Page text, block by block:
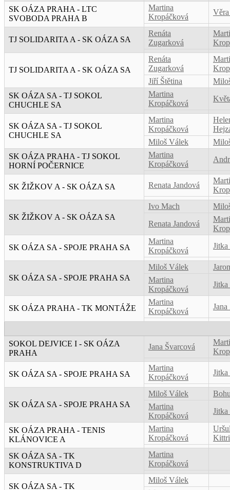
SK OÁZA PRAHA - LTC
SVOBODA PRAHA B
Martina
Kropáčková
TJ SOLIDARITA A - SK OÁZA SA
Renáta
Zugarková
TJ SOLIDARITA A - SK OÁZA SA
Renáta
Zugarková
Jiří Štětina
SK OÁZA SA - TJ SOKOL
CHUCHLE SA
Martina
Kropáčková
SK OÁZA SA - TJ SOKOL
CHUCHLE SA
Martina
Kropáčková
Miloš Válek
SK OÁZA PRAHA - TJ SOKOL
HORNÍ POČERNICE
Martina
Kropáčková
SK ŽIŽKOV A - SK OÁZA SA Renata Jandová
SK ŽIŽKOV A - SK OÁZA SA
Ivo Mach
Renata Jandová
SK OÁZA SA - SPOJE PRAHA SA
Martina
Kropáčková
SK OÁZA SA - SPOJE PRAHA SA
Miloš Válek
Martina
Kropáčková
SK OÁZA PRAHA - TK MONTÁŽE
Martina
Kropáčková
SOKOL DEJVICE I - SK OÁZA
PRAHA
Jana Švarcová
SK OÁZA SA - SPOJE PRAHA SA
Martina
Kropáčková
SK OÁZA SA - SPOJE PRAHA SA
Miloš Válek
Martina
Kropáčková
SK OÁZA PRAHA - TENIS
KLÁNOVICE A
Martina
Kropáčková
SK OÁZA SA - TK
KONSTRUKTIVA D
Martina
Kropáčková
SK OÁZA SA - TK
Miloš Válek